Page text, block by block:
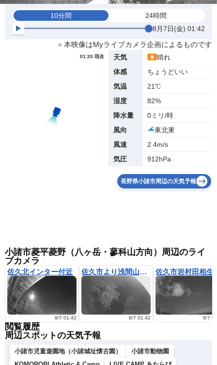
10分間
24時間
8月7日(金) 01:42
※ 本映像はMyライブカメラ企画によるものです
01:20 現在 天気
晴れ
体感
ちょうどいい
気温
21℃
湿度
82%
降水量
0ミリ/時
風向
東北東
風速
2.4m/s
気圧
912hPa
長野県小諸市周辺の天気予報
小諸市菱平菱野（八ヶ岳・蓼科山方向）周辺のライ
ブカメラ
佐久北インター付近
8/7 01:42
佐久市より浅間山遠望
8/7 01:42
佐久市岩村田相生
8/7
閲覧履歴
周辺スポットの天気予報
小諸市児童遊園地（小諸城址懐古園）
小諸市動物園